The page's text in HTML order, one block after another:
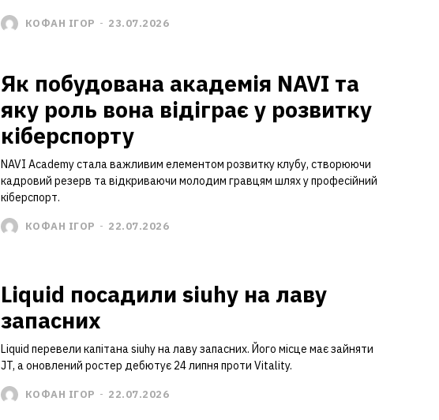
КОФАН ІГОР - 23.07.2026
Як побудована академія NAVI та
яку роль вона відіграє у розвитку
кіберспорту
NAVI Academy стала важливим елементом розвитку клубу, створюючи
кадровий резерв та відкриваючи молодим гравцям шлях у професійний
кіберспорт.
КОФАН ІГОР - 22.07.2026
Liquid посадили siuhy на лаву
запасних
Liquid перевели капітана siuhy на лаву запасних. Його місце має зайняти
JT, а оновлений ростер дебютує 24 липня проти Vitality.
КОФАН ІГОР - 22.07.2026